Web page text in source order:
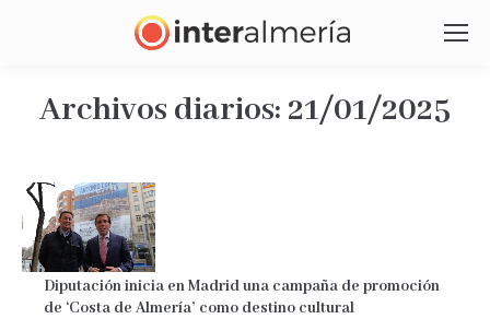
Archivos diarios: 21/01/2025
Diputación inicia en Madrid una campaña de promoción
de ‘Costa de Almería’ como destino cultural